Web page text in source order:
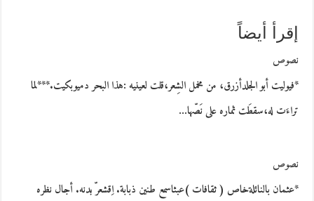
إقرأ أيضاً
نصوص
*فيوليت أبو الجلدأزرق، من مخمل الشِعر،قلت لعينيه :هذا البحر دميوبكيت.***لما
تراءَت له،سقطَت ثماره على نَصّها…
نصوص
*عثمان بالنائلةخاص ( ثقافات )عبثاسمع طنين ذبابة. اِقشعرّ بدنه. أجال نظره